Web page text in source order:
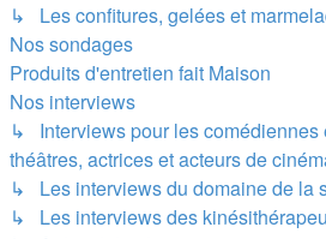
↳ Les confitures, gelées et
Nos sondages
Produits d'entretien fait Maison
Nos interviews
↳ Interviews pour les comédiennes
théâtres, actrices et acteurs de
↳ Les interviews du domaine de la
↳ Les interviews des